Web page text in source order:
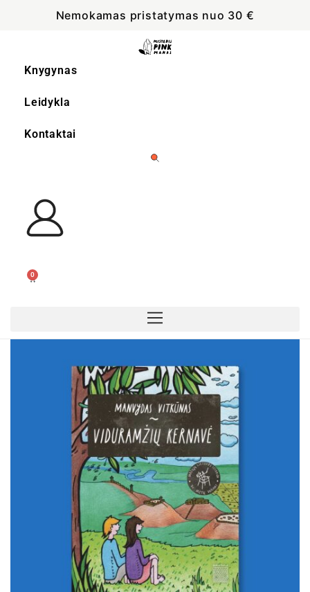
Nemokamas pristatymas nuo 30 €
Knygynas
Leidykla
Kontaktai
0